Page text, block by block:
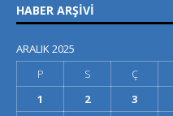
HABER ARŞIVI
ARALIK 2025
P
S Ç
1
2 3